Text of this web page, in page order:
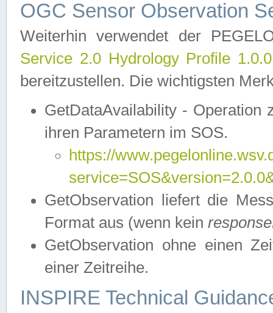
OGC Sensor Observation
Weiterhin verwendet der
Service 2.0 Hydrology Profile
bereitzustellen. Die wichtigsten
GetDataAvailability - Operation
ihren Parametern im SOS.
https://
GetObservation liefert die
Format aus (wenn kein
GetObservation ohne einen
einer Zeitreihe.
INSPIRE Technical